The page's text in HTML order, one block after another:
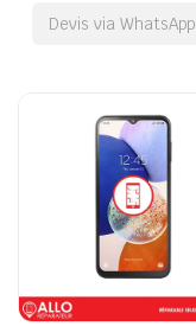
Devis via WhatsApp